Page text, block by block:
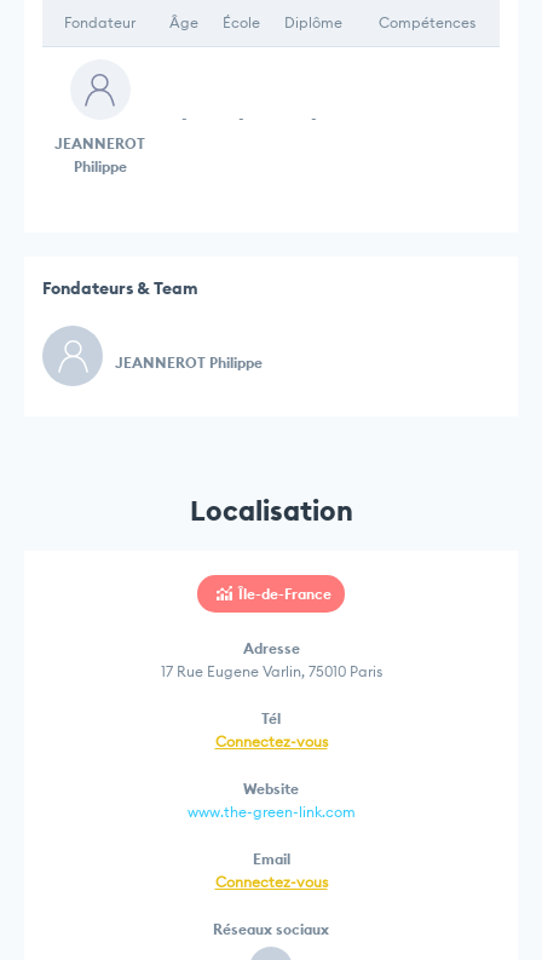
Fondateur Âge École Diplôme Compétences
JEANNEROT
Philippe
- - -
Fondateurs & Team
JEANNEROT Philippe
Localisation
Île-de-France
Adresse
17 Rue Eugene Varlin, 75010 Paris
Tél
Connectez-vous
Website
www.the-green-link.com
Email
Connectez-vous
Réseaux sociaux